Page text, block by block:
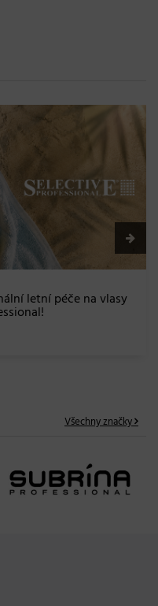
lesk, glow efekt
Všechny značky